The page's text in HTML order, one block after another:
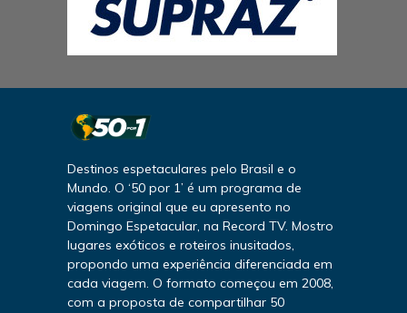
Destinos espetaculares pelo Brasil e o
Mundo. O ‘50 por 1’ é um programa de
viagens original que eu apresento no
Domingo Espetacular, na Record TV. Mostro
lugares exóticos e roteiros inusitados,
propondo uma experiência diferenciada em
cada viagem. O formato começou em 2008,
com a proposta de compartilhar 50